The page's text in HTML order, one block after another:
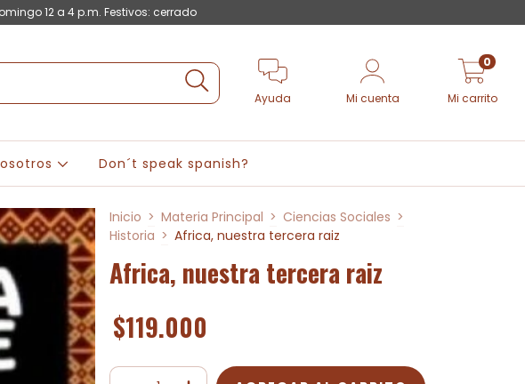
12 a 4 p.m. Festivos: cerrado
Ayuda Mi cuenta Mi carrito
0
Don´t speak spanish?
Inicio > Materia Principal > Ciencias Sociales >
Historia > Africa, nuestra tercera raiz
Africa, nuestra tercera raiz
$119.000